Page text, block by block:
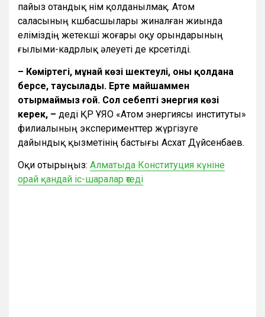
пайыз отандық өнім қолданылмақ. Атом
саласының көшбасшылары жиналған жиында
еліміздің жетекші жоғары оқу орындарының
ғылыми-кадрлық әлеуеті де көрсетілді.
– Көміртегі, мұнай көзі шектеулі, оны қолдана
берсе, таусылады. Ертең майшаммен
отырмаймыз ғой. Сол себепті энергия көзі
керек, – деді ҚР ҰЯО «Атом энергиясы институты»
филиалының эксперименттер жүргізуге
дайындық қызметінің бастығы Асхат Дүйсенбаев.
Оқи отырыңыз: Алматыда Конституция күніне
орай қандай іс-шаралар өтеді